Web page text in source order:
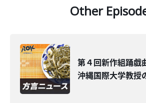
Other
第４回新作組踊戯
沖縄国際大学教授